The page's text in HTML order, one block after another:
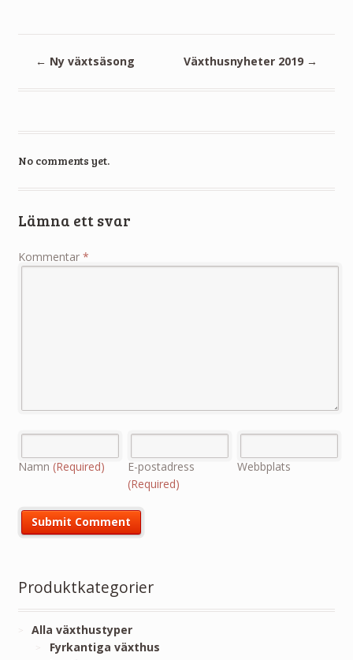
← Ny växtsäsong Växthusnyheter 2019 →
No comments yet.
Lämna ett svar
Kommentar *
Namn (Required)
E-postadress
(Required)
Webbplats
Produktkategorier
Alla växthustyper
Fyrkantiga växthus